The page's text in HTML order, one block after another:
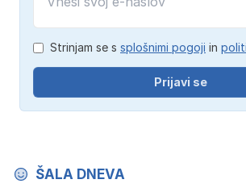
Strinjam se s splošnimi pogoji in
Prijavi se
ŠALA DNEVA